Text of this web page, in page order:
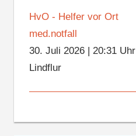
HvO - Helfer vor Ort
med.notfall
30. Juli 2026| 20:31 Uhr
Lindflur